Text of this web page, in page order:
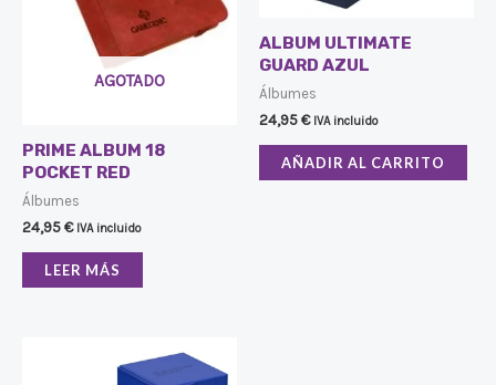
AGOTADO
PRIME ALBUM 18
POCKET RED
Álbumes
24,95€ IVA incluido
LEER MÁS
ALBUM ULTIMATE
GUARD AZUL
Álbumes
24,95€ IVA incluido
AÑADIR AL CARRITO